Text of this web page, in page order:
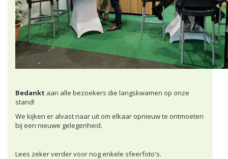
Bedankt aan alle bezoekers die langskwamen op onze
stand!
We kijken er alvast naar uit om elkaar opnieuw te ontmoeten
bij een nieuwe gelegenheid.
Lees zeker verder voor nog enkele sfeerfoto's.